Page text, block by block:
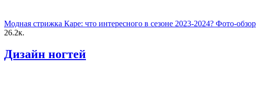
Модная стрижка Каре: что интересного в сезоне 2023-2024? Фото-обзор
26.2к.
Дизайн ногтей